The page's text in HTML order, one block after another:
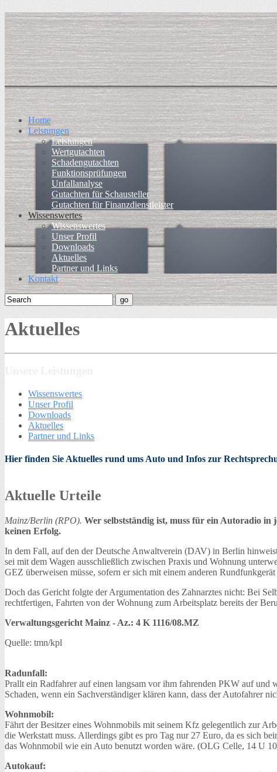
Home
Leistungen
Leistungen
Wertgutachten
Schadengutachten
Funktionsprüfungen
Unfallanalyse
Gutachten für Schausteller
Gutachten für Finanzdienstleister
Wissenswertes
Wissenswertes
Unser Profil
Downloads
Aktuelles
Partner und Links
Kontakt
Aktuelles
Wissenswertes
Unser Profil
Downloads
Aktuelles
Partner und Links
Hier finden Sie Aktuelles rund ums Auto und Infos zur
Aktuelle Urteile
Mainz/Berlin (RPO). Wer selbstständig ist, muss für ein Autoradio
keinen Erfolg.
In dem Fall, auf den der Deutsche Anwaltverein (DAV) in Berlin
sei mit dem Wagen ausschließlich zwischen Praxis und Wohnung
GEZ überweisen müsse, sofern er sich mit einem anderen Rundfunkgerät
Doch das Gericht folgte der Argumentation des Zahnarztes nicht: Bei
rechtfertigen, Fahrten von der Wohnung zum Arbeitsplatz bereits der
Verwaltungsgericht Mainz - Az.: 4 K 1116/08.MZ
Quelle: tmn/kpl
Radunfall:
Prallt ein Radfahrer auf einen langsam vor ihm fahrenden PKW auf und
Schaden, wenn ein Sachverständiger klären kann, dass der Autofahrer
Wohnmobil:
Fährt der Besitzer eines Wohnmobils mit seinem Kfz gelegentlich zur
die Werkstatt muss. Allerdings gibt es pro Tag nur 27 Euro, da es sich
das Wohnmobil wie ein Auto benutzt worden wäre. (OLG Celle, 14 U
Autokauf: